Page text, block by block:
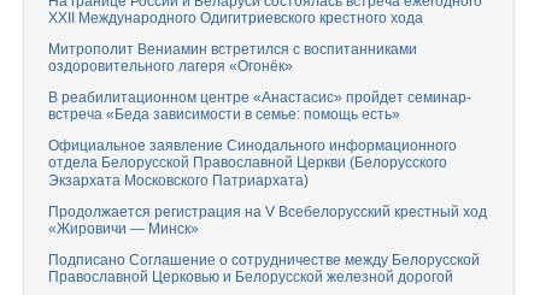
XXII Международного Одигитриевского крестного хода
Митрополит Вениамин встретился с воспитанниками
оздоровительного лагеря «Огонёк»
В реабилитационном центре «Анастасис» пройдет семинар-
встреча «Беда зависимости в семье: помощь есть»
Официальное заявление Синодального информационного
отдела Белорусской Православной Церкви (Белорусского
Экзархата Московского Патриархата)
Продолжается регистрация на V Всебелорусский крестный ход
«Жировичи — Минск»
Подписано Соглашение о сотрудничестве между Белорусской
Православной Церковью и Белорусской железной дорогой